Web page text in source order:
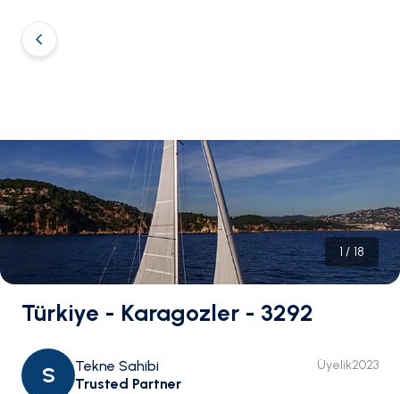
1 / 18
Türkiye - Karagozler - 3292
S
Tekne Sahibi
Trusted Partner
Üyelik2023